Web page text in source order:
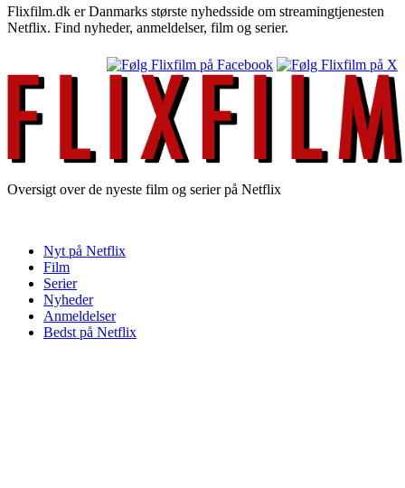
Flixfilm.dk er Danmarks største nyhedsside om streamingtjenesten
Netflix. Find nyheder, anmeldelser, film og serier.
Oversigt over de nyeste film og serier på Netflix
Nyt på Netflix
Film
Serier
Nyheder
Anmeldelser
Bedst på Netflix